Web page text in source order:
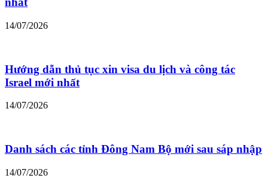
14/07/2026
Hướng dẫn thủ tục xin visa du lịch và công tác
Israel mới nhất
14/07/2026
Danh sách các tỉnh Đông Nam Bộ mới sau sáp nhập
14/07/2026